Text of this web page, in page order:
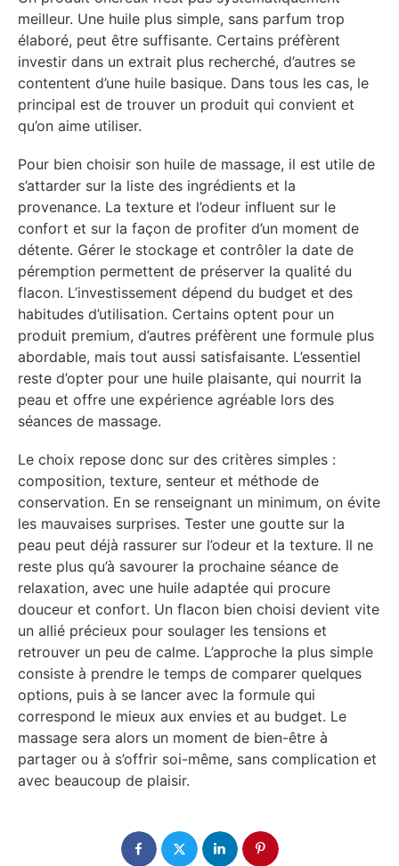
meilleur. Une huile plus simple, sans parfum trop
élaboré, peut être suffisante. Certains préfèrent
investir dans un extrait plus recherché, d’autres se
contentent d’une huile basique. Dans tous les cas, le
principal est de trouver un produit qui convient et
qu’on aime utiliser.
Pour bien choisir son huile de massage, il est utile de
s’attarder sur la liste des ingrédients et la
provenance. La texture et l’odeur influent sur le
confort et sur la façon de profiter d’un moment de
détente. Gérer le stockage et contrôler la date de
péremption permettent de préserver la qualité du
flacon. L’investissement dépend du budget et des
habitudes d’utilisation. Certains optent pour un
produit premium, d’autres préfèrent une formule plus
abordable, mais tout aussi satisfaisante. L’essentiel
reste d’opter pour une huile plaisante, qui nourrit la
peau et offre une expérience agréable lors des
séances de massage.
Le choix repose donc sur des critères simples :
composition, texture, senteur et méthode de
conservation. En se renseignant un minimum, on évite
les mauvaises surprises. Tester une goutte sur la
peau peut déjà rassurer sur l’odeur et la texture. Il ne
reste plus qu’à savourer la prochaine séance de
relaxation, avec une huile adaptée qui procure
douceur et confort. Un flacon bien choisi devient vite
un allié précieux pour soulager les tensions et
retrouver un peu de calme. L’approche la plus simple
consiste à prendre le temps de comparer quelques
options, puis à se lancer avec la formule qui
correspond le mieux aux envies et au budget. Le
massage sera alors un moment de bien-être à
partager ou à s’offrir soi-même, sans complication et
avec beaucoup de plaisir.